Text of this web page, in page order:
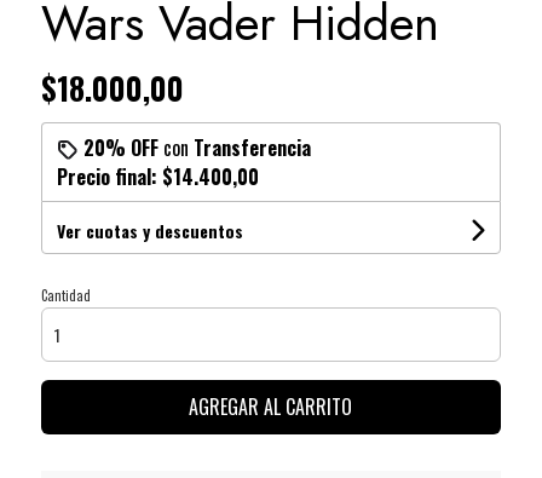
Wars Vader Hidden
$18.000,00
20% OFFcon Transferencia
Precio final: $14.400,00
Ver cuotas y descuentos
Cantidad
AGREGAR AL CARRITO